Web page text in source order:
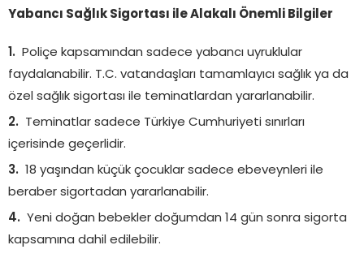
Yabancı Sağlık Sigortası ile Alakalı Önemli Bilgiler
Poliçe kapsamından sadece yabancı uyruklular
faydalanabilir. T.C. vatandaşları tamamlayıcı sağlık ya da
özel sağlık sigortası ile teminatlardan yararlanabilir.
Teminatlar sadece Türkiye Cumhuriyeti sınırları
içerisinde geçerlidir.
18 yaşından küçük çocuklar sadece ebeveynleri ile
beraber sigortadan yararlanabilir.
Yeni doğan bebekler doğumdan 14 gün sonra sigorta
kapsamına dahil edilebilir.